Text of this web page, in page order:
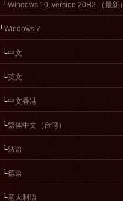
└Windows 10, version 20H2 （最新）
└Windows 7
└中文
└英文
└中文香港
└繁体中文（台湾）
└法语
└德语
└意大利语